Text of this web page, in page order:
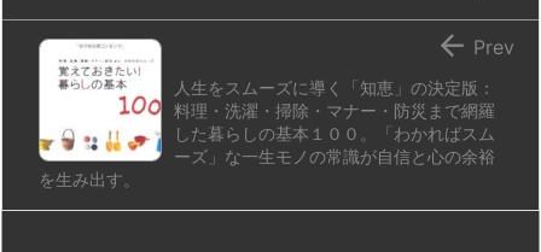
人生をスムーズに導く「知恵」の決定版：
料理・洗濯・掃除・マナー・防災まで網羅
した暮らしの基本１００。「わかればスム
ーズ」な一生モノの常識が自信と心の余裕
を生み出す。
 Prev